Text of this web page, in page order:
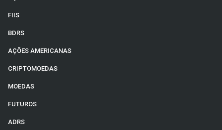
FIIS
BDRS
AÇÕES AMERICANAS
CRIPTOMOEDAS
MOEDAS
FUTUROS
ADRS